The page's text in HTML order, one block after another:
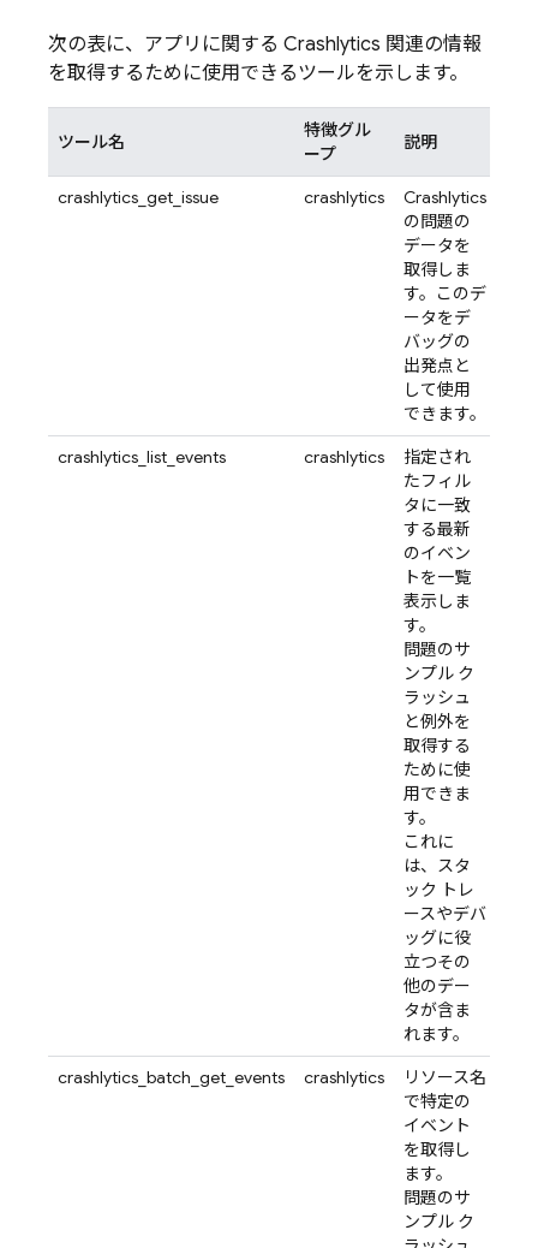
次の表に、アプリに関する Crashlytics 関連の情報
を取得するために使用できるツールを示します。
ツール名
特徴グル
ープ
説明
crashlytics_get_issue crashlytics
Crashlytics
の問題の
データを
取得しま
す。このデ
ータをデ
バッグの
出発点と
して使用
できます。
crashlytics_list_events
crashlytics
指定され
たフィル
タに一致
する最新
のイベン
トを一覧
表示しま
す。
問題のサ
ンプル ク
ラッシュ
と例外を
取得する
ために使
用できま
す。
これに
は、スタ
ック トレ
ースやデバ
ッグに役
立つその
他のデー
タが含ま
れます。
crashlytics_batch_get_events
crashlytics
リソース名
で特定の
イベント
を取得し
ます。
問題のサ
ンプル ク